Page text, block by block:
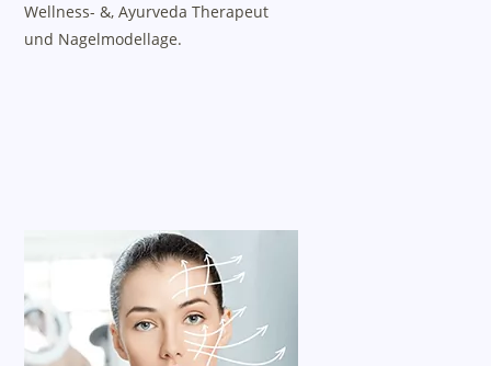
Wellness- &, Ayurveda Therapeut
und Nagelmodellage.